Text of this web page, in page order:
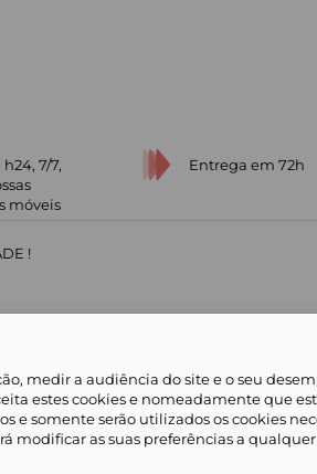
7/7,
móveis
Entrega em 72h
!
Showroomprive group Ajuda e
medir a audiência do site e o seu
estes cookies e nomeadamente que
e somente serão utilizados os cookies
as suas preferências a